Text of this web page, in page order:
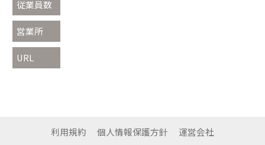
従業員数
営業所
URL
利用規約 個人情報保護方針 運営会社